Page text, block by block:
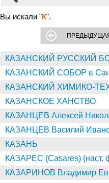
Вы искали "К".
КАЗАНСКИЙ РУССКИЙ
КАЗАНСКИЙ СОБОР в
КАЗАНСКИЙ ХИМИКО-
КАЗАНСКОЕ ХАНСТВО
КАЗАНЦЕВ Алексей
КАЗАНЦЕВ Василий
КАЗАНЬ
КАЗАРЕС (Casares) (наст.
КАЗАРИНОВ Владимир